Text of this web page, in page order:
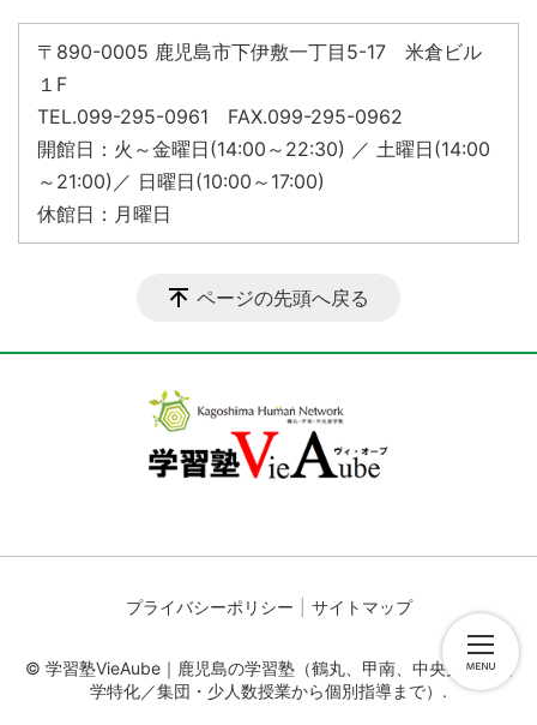
〒890-0005 鹿児島市下伊敷一丁目5-17 米倉ビル
１F
TEL.099-295-0961 FAX.099-295-0962
開館日：火～金曜日(14:00～22:30) ／ 土曜日(14:00
～21:00)／ 日曜日(10:00～17:00)
休館日：月曜日
ページの先頭へ戻る
プライバシーポリシー サイトマップ
© 学習塾VieAube｜鹿児島の学習塾（鶴丸、甲南、中央受験・進
学特化／集団・少人数授業から個別指導まで）.